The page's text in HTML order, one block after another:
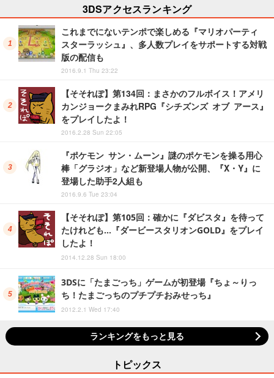
3DSアクセスランキング
これまでにないテンポで楽しめる『マリオパーティ
スターラッシュ』、多人数プレイをサポートする対戦
版の配信も
2016.9.1 Thu 23:22
【そそれぽ】第134回：まさかのフルボイス！アメリ
カンジョークまみれRPG『シチズンズ オブ アース』
をプレイしたよ！
2016.2.28 Sun 22:05
『ポケモン サン・ムーン』謎のポケモンを操る用心
棒「グラジオ」など新登場人物が公開、『X・Y』に
登場した助手2人組も
2016.9.6 Tue 23:04
【そそれぽ】第105回：確かに『ダビスタ』を待って
たけれども…『ダービースタリオンGOLD』をプレイ
したよ！
2014.12.28 Sun 18:00
3DSに「たまごっち」ゲームが初登場『ちょ～りっ
ち！たまごっちのプチプチおみせっち』
2012.2.1 Wed 17:40
ランキングをもっと見る
トピックス